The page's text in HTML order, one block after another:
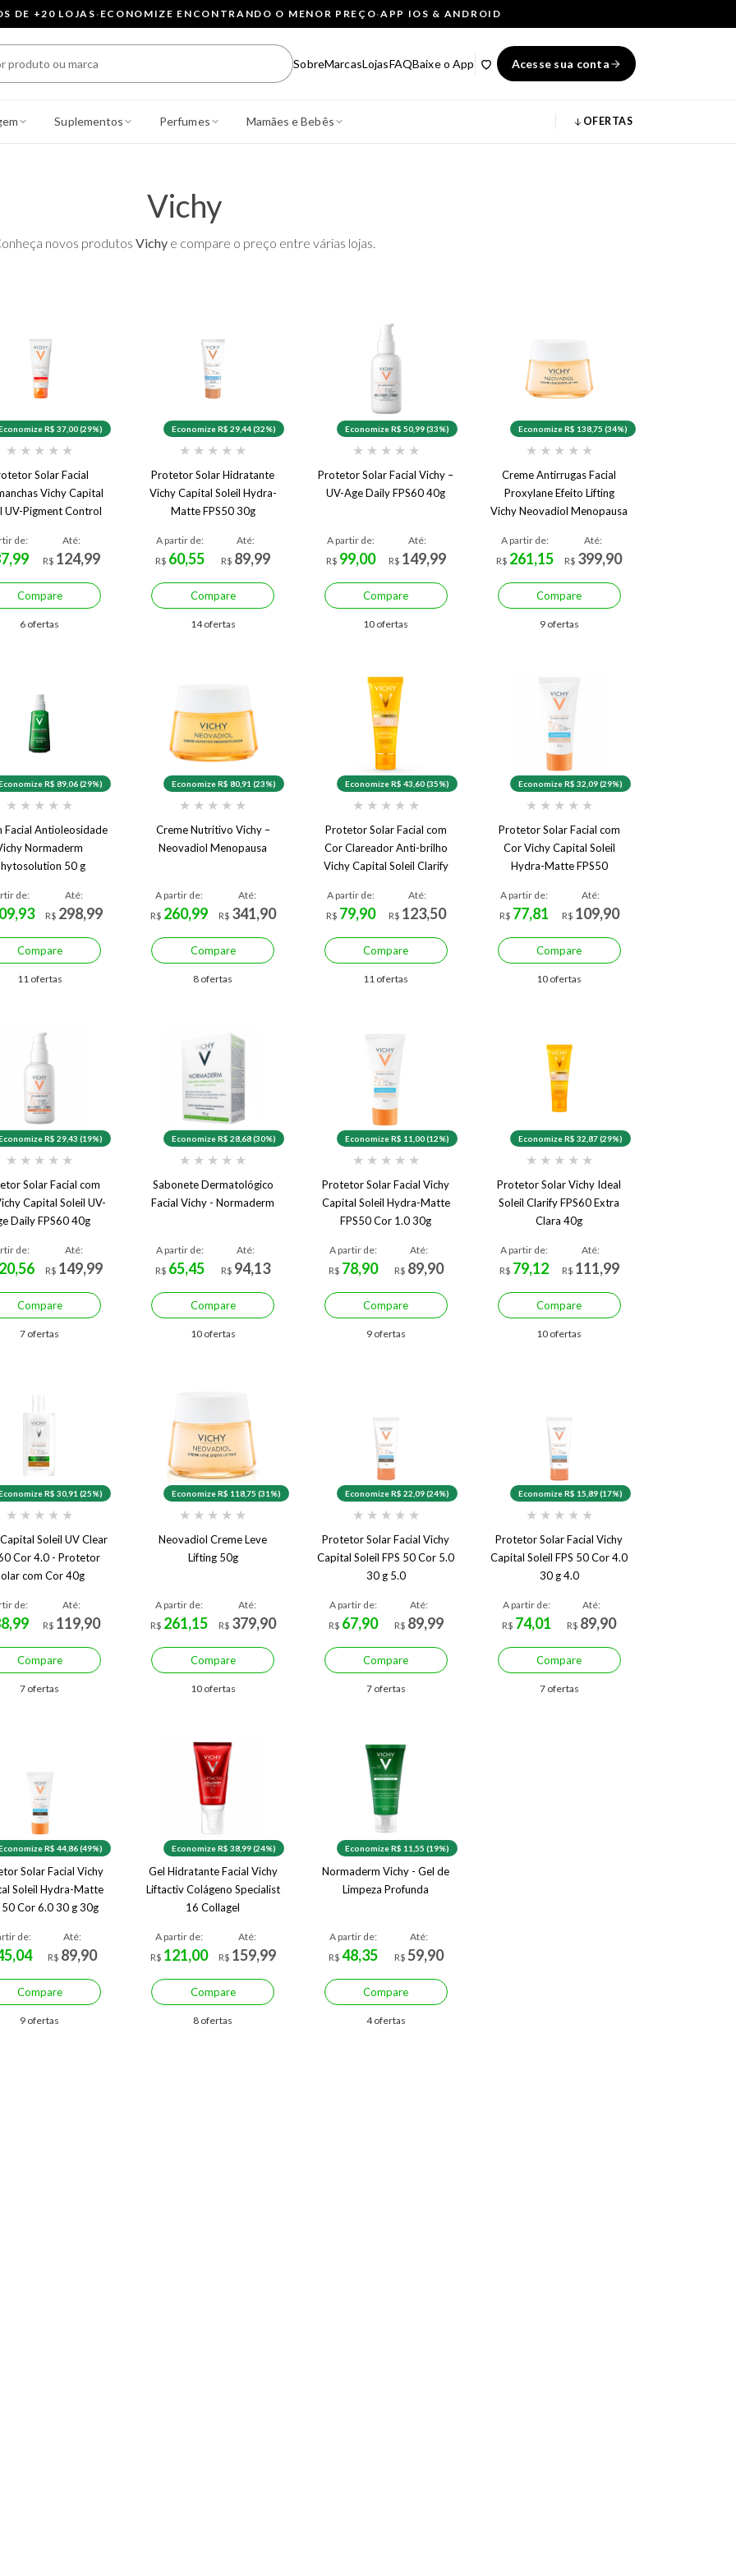
DE +20 LOJAS· ECONOMIZE ENCONTRANDO O MENOR PREÇO·APP IOS & ANDROID
SobreMarcasLojasFAQBaixe o App Acesse sua conta
Suplementos Perfumes Mamães e Bebês OFERTAS
Vichy
novos produtos Vichy e compare o preço entre várias lojas.
R$ 37,00 (29%)
★ ★ ★ ★ ★
Solar Facial
Vichy Capital
UV-Pigment Control
de:
Até:
R$ 124,99
Compare
6 ofertas
Economize R$ 29,44 (32%)
★ ★ ★ ★ ★
Protetor Solar Hidratante
Vichy Capital Soleil Hydra-
Matte FPS50 30g
A partir de:
R$ 60,55
Até:
R$ 89,99
Compare
14 ofertas
Economize R$ 50,99 (33%)
★ ★ ★ ★ ★
Protetor Solar Facial Vichy –
UV-Age Daily FPS60 40g
A partir de:
R$ 99,00
Até:
R$ 149,99
Compare
10 ofertas
Economize R$ 138,75 (34%)
★ ★ ★ ★ ★
Creme Antirrugas Facial
Proxylane Efeito Lifting
Vichy Neovadiol Menopausa
A partir de:
R$ 261,15
Até:
R$ 399,90
Compare
9 ofertas
R$ 89,06 (29%)
★ ★ ★ ★ ★
Facial Antioleosidade
Normaderm
50 g
de:
Até:
R$ 298,99
Compare
11 ofertas
Economize R$ 80,91 (23%)
★ ★ ★ ★ ★
Creme Nutritivo Vichy –
Neovadiol Menopausa
A partir de:
R$ 260,99
Até:
R$ 341,90
Compare
8 ofertas
Economize R$ 43,60 (35%)
★ ★ ★ ★ ★
Protetor Solar Facial com
Cor Clareador Anti-brilho
Vichy Capital Soleil Clarify
A partir de:
R$ 79,90
Até:
R$ 123,50
Compare
11 ofertas
Economize R$ 32,09 (29%)
★ ★ ★ ★ ★
Protetor Solar Facial com
Cor Vichy Capital Soleil
Hydra-Matte FPS50
A partir de:
R$ 77,81
Até:
R$ 109,90
Compare
10 ofertas
R$ 29,43 (19%)
★ ★ ★ ★ ★
Solar Facial com
Capital Soleil UV-
Daily FPS60 40g
de:
Até:
R$ 149,99
Compare
7 ofertas
Economize R$ 28,68 (30%)
★ ★ ★ ★ ★
Sabonete Dermatológico
Facial Vichy - Normaderm
A partir de:
R$ 65,45
Até:
R$ 94,13
Compare
10 ofertas
Economize R$ 11,00 (12%)
★ ★ ★ ★ ★
Protetor Solar Facial Vichy
Capital Soleil Hydra-Matte
FPS50 Cor 1.0 30g
A partir de:
R$ 78,90
Até:
R$ 89,90
Compare
9 ofertas
Economize R$ 32,87 (29%)
★ ★ ★ ★ ★
Protetor Solar Vichy Ideal
Soleil Clarify FPS60 Extra
Clara 40g
A partir de:
R$ 79,12
Até:
R$ 111,99
Compare
10 ofertas
R$ 30,91 (25%)
★ ★ ★ ★ ★
Soleil UV Clear
Cor 4.0 - Protetor
com Cor 40g
de:
Até:
R$ 119,90
Compare
7 ofertas
Economize R$ 118,75 (31%)
★ ★ ★ ★ ★
Neovadiol Creme Leve
Lifting 50g
A partir de:
R$ 261,15
Até:
R$ 379,90
Compare
10 ofertas
Economize R$ 22,09 (24%)
★ ★ ★ ★ ★
Protetor Solar Facial Vichy
Capital Soleil FPS 50 Cor 5.0
30 g 5.0
A partir de:
R$ 67,90
Até:
R$ 89,99
Compare
7 ofertas
Economize R$ 15,89 (17%)
★ ★ ★ ★ ★
Protetor Solar Facial Vichy
Capital Soleil FPS 50 Cor 4.0
30 g 4.0
A partir de:
R$ 74,01
Até:
R$ 89,90
Compare
7 ofertas
R$ 44,86 (49%)
Solar Facial Vichy
Soleil Hydra-Matte
50 Cor 6.0 30 g 30g
de:
Até:
R$ 89,90
Compare
9 ofertas
Economize R$ 38,99 (24%)
Gel Hidratante Facial Vichy
Liftactiv Colágeno Specialist
16 Collagel
A partir de:
R$ 121,00
Até:
R$ 159,99
Compare
8 ofertas
Economize R$ 11,55 (19%)
Normaderm Vichy - Gel de
Limpeza Profunda
A partir de:
R$48,35
Até:
R$ 59,90
Compare
4 ofertas